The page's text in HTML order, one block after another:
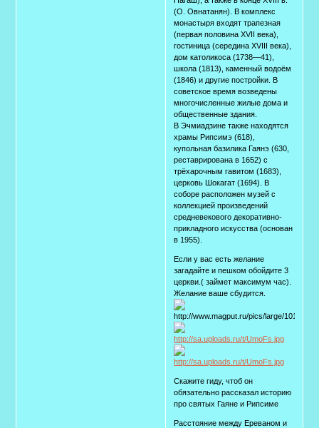
(О. Овнатанян). В комплекс
монастыря входят трапезная
(первая половина XVII века),
гостиница (середина XVIII века),
дом католикоса (1738—41),
школа (1813), каменный водоём
(1846) и другие постройки. В
советское время возведены
многочисленные жилые дома и
общественные здания.
В Эчмиадзине также находятся
храмы Рипсимэ (618),
купольная базилика Гаянэ (630,
реставрирована в 1652) с
трёхарочным гавитом (1683),
церковь Шокагат (1694). В
соборе расположен музей с
коллекцией произведений
средневекового декоративно-
прикладного искусства (основан
в 1955).
Если у вас есть желание
загадайте и пешком обойдите 3
церкви.( займет максимум час).
Желание ваше сбудится.
Скажите гиду, чтоб он
обязательно рассказал историю
про святых Гаяне и Рипсиме
Расстояние между Ереваном и